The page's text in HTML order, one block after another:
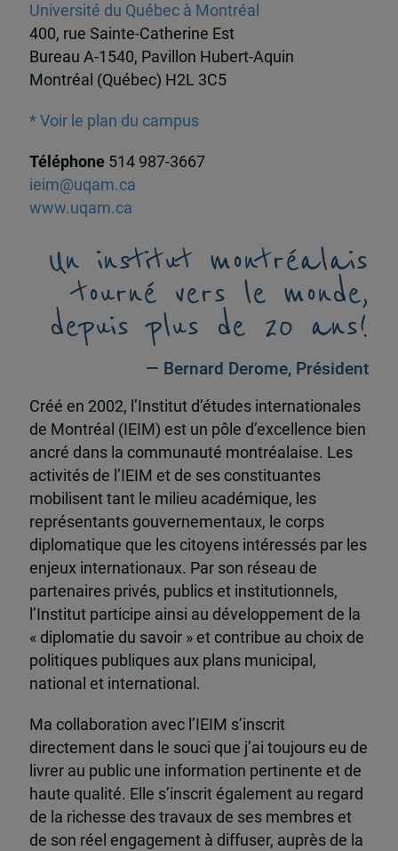
Université du Québec à Montréal
400, rue Sainte-Catherine Est
Bureau A-1540, Pavillon Hubert-Aquin
Montréal (Québec) H2L 3C5
* Voir le plan du campus
Téléphone 514 987-3667
ieim@uqam.ca
www.uqam.ca
Un institut montréalais
tourné vers le monde,
depuis plus de 20 ans!
— Bernard Derome, Président
Créé en 2002, l’Institut d’études internationales
de Montréal (IEIM) est un pôle d’excellence bien
ancré dans la communauté montréalaise. Les
activités de l’IEIM et de ses constituantes
mobilisent tant le milieu académique, les
représentants gouvernementaux, le corps
diplomatique que les citoyens intéressés par les
enjeux internationaux. Par son réseau de
partenaires privés, publics et institutionnels,
l’Institut participe ainsi au développement de la
« diplomatie du savoir » et contribue au choix de
politiques publiques aux plans municipal,
national et international.
Ma collaboration avec l’IEIM s’inscrit
directement dans le souci que j’ai toujours eu de
livrer au public une information pertinente et de
haute qualité. Elle s’inscrit également au regard
de la richesse des travaux de ses membres et
de son réel engagement à diffuser, auprès de la